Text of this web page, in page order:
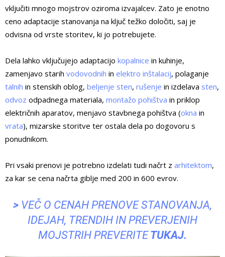
vključiti mnogo mojstrov oziroma izvajalcev. Zato je enotno
ceno adaptacije stanovanja na ključ težko določiti, saj je
odvisna od vrste storitev, ki jo potrebujete.
Dela lahko vključujejo adaptacijo kopalnice in kuhinje,
zamenjavo starih vodovodnih in elektro inštalacij, polaganje
talnih in stenskih oblog, beljenje sten, rušenje in izdelava sten,
odvoz odpadnega materiala, montažo pohištva in priklop
električnih aparatov, menjavo stavbnega pohištva (okna in
vrata), mizarske storitve ter ostala dela po dogovoru s
ponudnikom.
Pri vsaki prenovi je potrebno izdelati tudi načrt z arhitektom,
za kar se cena načrta giblje med 200 in 600 evrov.
> VEČ O CENAH PRENOVE STANOVANJA,
IDEJAH, TRENDIH IN PREVERJENIH
MOJSTRIH PREVERITE TUKAJ.